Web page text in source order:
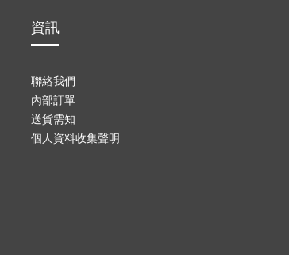
資訊
聯絡我們
內部訂單
送貨需知
個人資料收集聲明